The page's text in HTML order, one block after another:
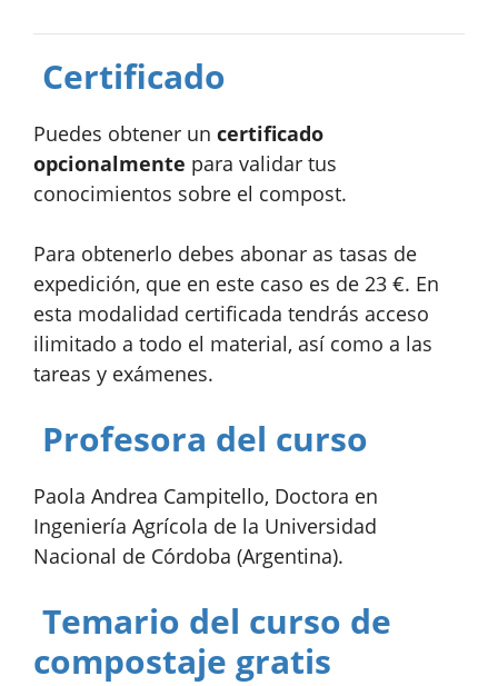
Certificado
Puedes obtener un certificado
opcionalmente para validar tus
conocimientos sobre el compost.
Para obtenerlo debes abonar as tasas de
expedición, que en este caso es de 23 €. En
esta modalidad certificada tendrás acceso
ilimitado a todo el material, así como a las
tareas y exámenes.
Profesora del curso
Paola Andrea Campitello, Doctora en
Ingeniería Agrícola de la Universidad
Nacional de Córdoba (Argentina).
Temario del curso de
compostaje gratis